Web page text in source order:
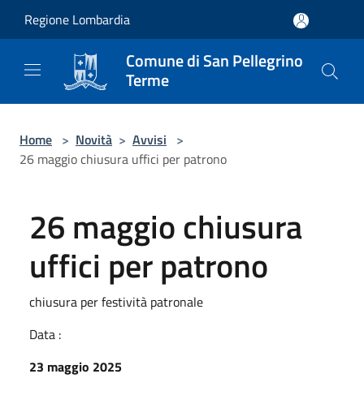
Regione Lombardia
Comune di San Pellegrino
Terme
Home > Novità > Avvisi >
26 maggio chiusura uffici per patrono
26 maggio chiusura
uffici per patrono
chiusura per festività patronale
Data :
23 maggio 2025